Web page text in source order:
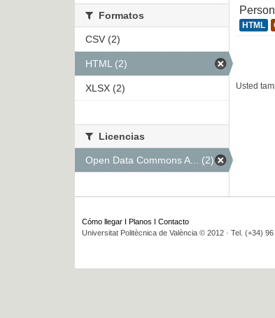
HTML
Usted
Formatos
CSV (2)
HTML (2)
XLSX (2)
Licencias
Open Data Commons A... (2)
Cómo llegar Planos
Contacto
Universitat Politècnica de València © 2012 · Tel. (+34) 96